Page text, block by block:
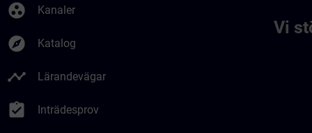
group_work Kanaler
explore Katalog
timeline Lärandevägar
assignment_turned_in Inträdesprov
Vi